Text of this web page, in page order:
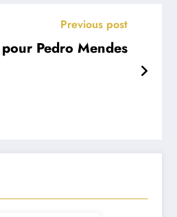
Previous post
Pedro Mendes